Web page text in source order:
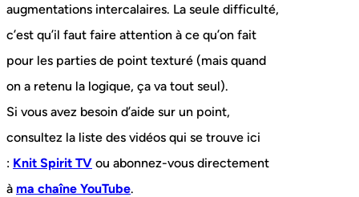
augmentations intercalaires. La seule difficulté,
c’est qu’il faut faire attention à ce qu’on fait
pour les parties de point texturé (mais quand
on a retenu la logique, ça va tout seul).
Si vous avez besoin d’aide sur un point,
consultez la liste des vidéos qui se trouve ici
: Knit Spirit TV ou abonnez-vous directement
à ma chaîne YouTube.